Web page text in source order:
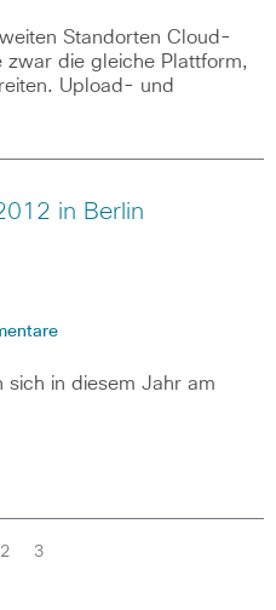
Standorten Cloud-
zwar die gleiche Plattform,
Upload- und
in Berlin
sich in diesem Jahr am
2 3